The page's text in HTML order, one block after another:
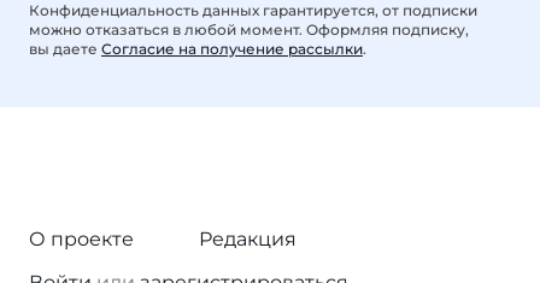
Конфиденциальность данных гарантируется, от подписки
можно отказаться в любой момент. Оформляя подписку,
вы даете Согласие на получение рассылки.
О проекте
Редакция